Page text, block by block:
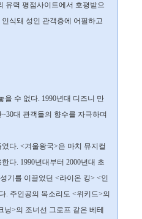
유력 평점사이트에서 호평받으
식돼 성인 관객층에 어필하고
을 수 없다. 1990년대 디즈니 만
대 관객들의 향수를 자극하며
다. <겨울왕국>은 마치 뮤지컬
다. 1990년대부터 2000년대 초
기를 이끌었던 <라이온 킹> <인
. 주인공의 목소리도 <위키드>의
>의 조너선 그로프 같은 베테